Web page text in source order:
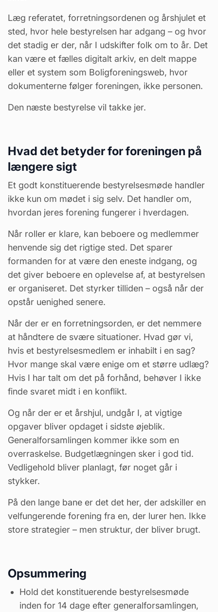
Læg referatet, forretningsordenen og årshjulet et
sted, hvor hele bestyrelsen har adgang – og hvor
det stadig er der, når I udskifter folk om to år. Det
kan være et fælles digitalt arkiv, en delt mappe
eller et system som Boligforeningsweb, hvor
dokumenterne følger foreningen, ikke personen.
Den næste bestyrelse vil takke jer.
Hvad det betyder for foreningen på
længere sigt
Et godt konstituerende bestyrelsesmøde handler
ikke kun om mødet i sig selv. Det handler om,
hvordan jeres forening fungerer i hverdagen.
Når roller er klare, kan beboere og medlemmer
henvende sig det rigtige sted. Det sparer
formanden for at være den eneste indgang, og
det giver beboere en oplevelse af, at bestyrelsen
er organiseret. Det styrker tilliden – også når der
opstår uenighed senere.
Når der er en forretningsorden, er det nemmere
at håndtere de svære situationer. Hvad gør vi,
hvis et bestyrelsesmedlem er inhabilt i en sag?
Hvor mange skal være enige om et større udlæg?
Hvis I har talt om det på forhånd, behøver I ikke
finde svaret midt i en konflikt.
Og når der er et årshjul, undgår I, at vigtige
opgaver bliver opdaget i sidste øjeblik.
Generalforsamlingen kommer ikke som en
overraskelse. Budgetlægningen sker i god tid.
Vedligehold bliver planlagt, før noget går i
stykker.
På den lange bane er det det her, der adskiller en
velfungerende forening fra en, der lurer hen. Ikke
store strategier – men struktur, der bliver brugt.
Opsummering
Hold det konstituerende bestyrelsesmøde
inden for 14 dage efter generalforsamlingen,